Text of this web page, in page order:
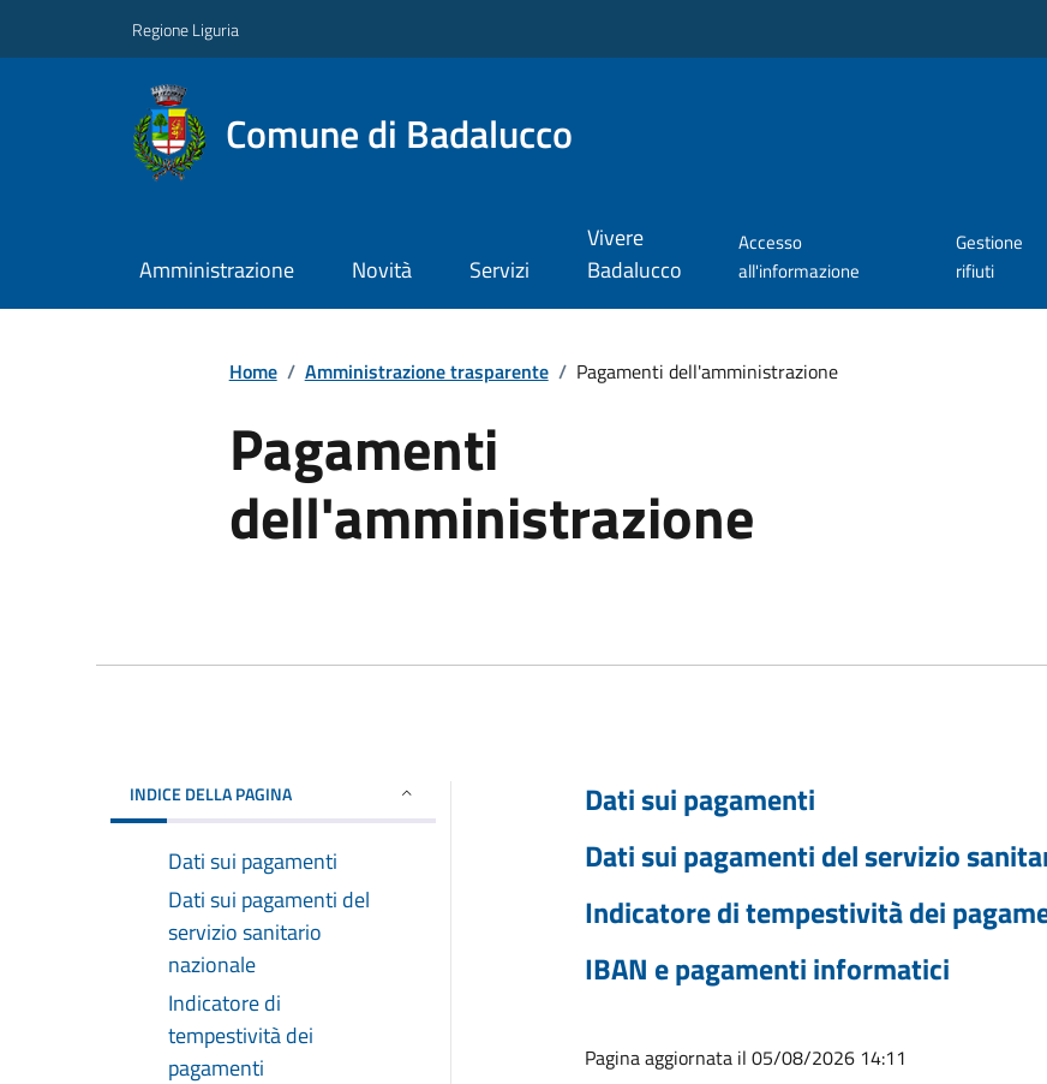
Regione Liguria
Comune di Badalucco
Amministrazione Novità Servizi
Vivere
Badalucco
Accesso
all'informazione
Gestione
rifiuti
Home / Amministrazione trasparente / Pagamenti dell'amministrazione
Pagamenti
dell'amministrazione
INDICE DELLA PAGINA
Dati sui pagamenti
Dati sui pagamenti del
servizio sanitario
nazionale
Indicatore di
tempestività dei
pagamenti
Dati sui pagamenti
Dati sui pagamenti del servizio
Indicatore di tempestività dei
IBAN e pagamenti informatici
Pagina aggiornata il 05/08/2026 14:11